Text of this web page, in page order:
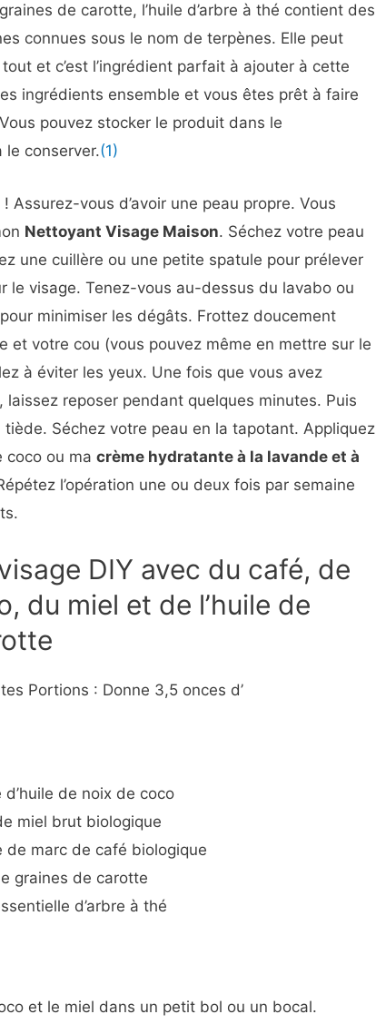
de carotte, l’huile d’arbre à thé contient des
connues sous le nom de terpènes. Elle peut
et c’est l’ingrédient parfait à ajouter à cette
ingrédients ensemble et vous êtes prêt à faire
pouvez stocker le produit dans le
le conserver.(1)
Assurez-vous d’avoir une peau propre. Vous
Nettoyant Visage Maison. Séchez votre peau
une cuillère ou une petite spatule pour prélever
le visage. Tenez-vous au-dessus du lavabo ou
minimiser les dégâts. Frottez doucement
et votre cou (vous pouvez même en mettre sur le
à éviter les yeux. Une fois que vous avez
reposer pendant quelques minutes. Puis
tiède. Séchez votre peau en la tapotant. Appliquez
coco ou macrème hydratante à la lavande et à
l’opération une ou deux fois par semaine
DIY avec du café, de
du miel et de l’huile de
Portions : Donne 3,5 onces d’
de noix de coco
miel brut biologique
de marc de café biologique
graines de carotte
d’arbre à thé
et le miel dans un petit bol ou un bocal.